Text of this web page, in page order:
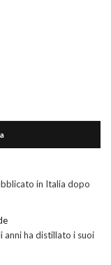
in Italia dopo
anni ha distillato i suoi